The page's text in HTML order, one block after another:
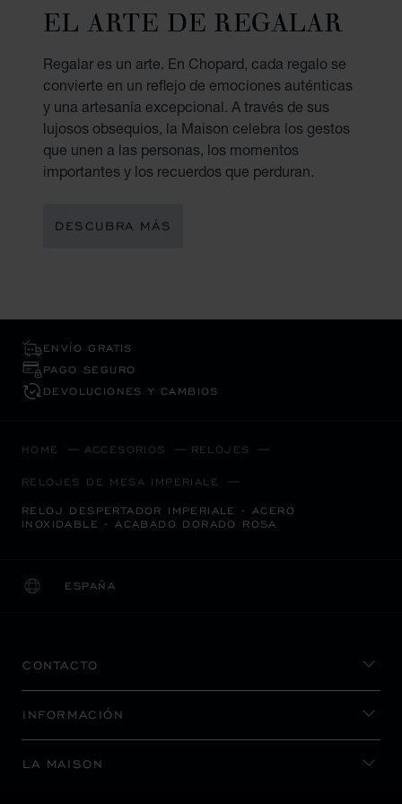
EL ARTE DE REGALAR
Regalar es un arte. En Chopard, cada regalo se
convierte en un reflejo de emociones auténticas
y una artesanía excepcional. A través de sus
lujosos obsequios, la Maison celebra los gestos
que unen a las personas, los momentos
importantes y los recuerdos que perduran.
DESCUBRA MÁS
ENVÍO GRATIS
PAGO SEGURO
DEVOLUCIONES Y CAMBIOS
HOME ACCESORIOS RELOJES
RELOJES DE MESA IMPERIALE
RELOJ DESPERTADOR IMPERIALE - ACERO
INOXIDABLE - ACABADO DORADO ROSA
ESPAÑA
LOCALIZACIÓN (CAMBIAR PAÍS)
CAMBIAR PAÍS
CONTACTO
INFORMACIÓN
LA MAISON